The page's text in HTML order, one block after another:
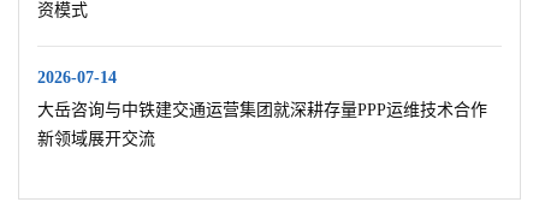
资模式
2026-07-14
大岳咨询与中铁建交通运营集团就深耕存量PPP运维技术合作
新领域展开交流